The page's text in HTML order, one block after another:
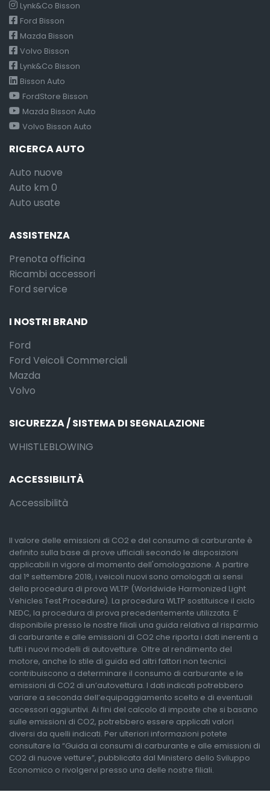
Lynk&Co Bisson
Ford Bisson
Mazda Bisson
Volvo Bisson
Lynk&Co Bisson
Bisson Auto
FordStore Bisson
Mazda Bisson Auto
Volvo Bisson Auto
RICERCA AUTO
Auto nuove
Auto km 0
Auto usate
ASSISTENZA
Prenota officina
Ricambi accessori
Ford service
I NOSTRI BRAND
Ford
Ford Veicoli Commerciali
Mazda
Volvo
SICUREZZA / SISTEMA DI SEGNALAZIONE
WHISTLEBLOWING
ACCESSIBILITÀ
Accessibilità
Il valore delle emissioni di CO2 e del consumo di carburante è
definito sulla base di prove ufficiali secondo le disposizioni
applicabili in vigore al momento dell'omologazione. A partire
dal 1° settembre 2018, i veicoli nuovi sono omologati ai sensi
della procedura di prova WLTP (Worldwide Harmonized Light
Vehicles Test Procedure). La procedura WLTP sostituisce il ciclo
NEDC, la procedura di prova precedentemente utilizzata. E’
disponibile presso le nostre filiali una guida relativa al risparmio
di carburante e alle emissioni di CO2 che riporta i dati inerenti a
tutti i nuovi modelli di autovetture. Oltre al rendimento del
motore, anche lo stile di guida ed altri fattori non tecnici
contribuiscono a determinare il consumo di carburante e le
emissioni di CO2 di un’autovettura. I dati indicati potrebbero
variare a seconda dell’equipaggiamento scelto e di eventuali
accessori aggiuntivi. Ai fini del calcolo di imposte che si basano
sulle emissioni di CO2, potrebbero essere applicati valori
diversi da quelli indicati. Per ulteriori informazioni potete
consultare la “Guida ai consumi di carburante e alle emissioni di
CO2 di nuove vetture”, pubblicata dal Ministero dello Sviluppo
Economico o rivolgervi presso una delle nostre filiali.